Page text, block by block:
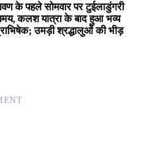
के पहले सोमवार पर टुईलाडुंगरी
कलश यात्रा के बाद हुआ भव्य
उमड़ी श्रद्धालुओं की भीड़